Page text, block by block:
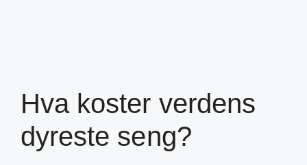
Hva koster verdens
dyreste seng?